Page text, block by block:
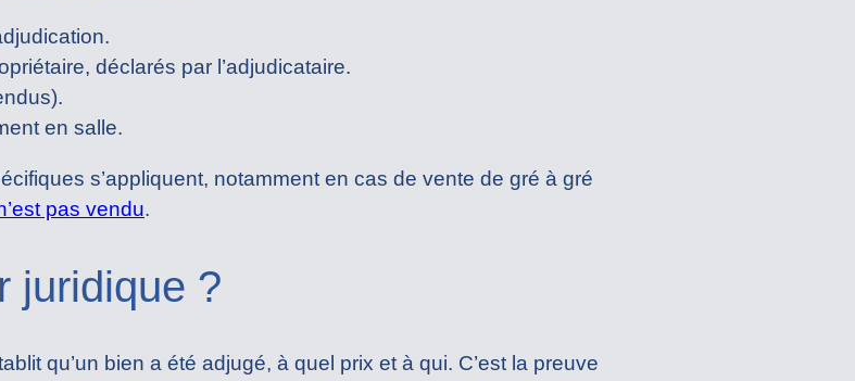
déclarés par l’adjudicataire.
en salle.
s’appliquent, notamment en cas de vente de gré à gré
pas vendu.
juridique ?
qu’un bien a été adjugé, à quel prix et à qui. C’est la preuve